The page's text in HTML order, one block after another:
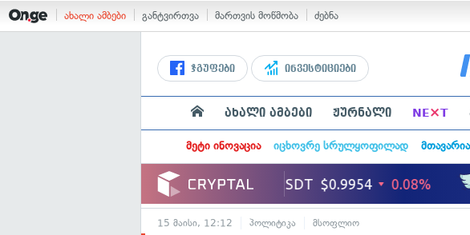
ახალი ამბები განტვირთვა მართვის მოწმობა ძებნა
ჯგუფები ინვესტიციები
ახალი ამბები ჟურნალი NE×T
მეტი ინოვაცია იცხოვრე სრულყოფილად
15 მაისი, 12:12 პოლიტიკა მსოფლიო